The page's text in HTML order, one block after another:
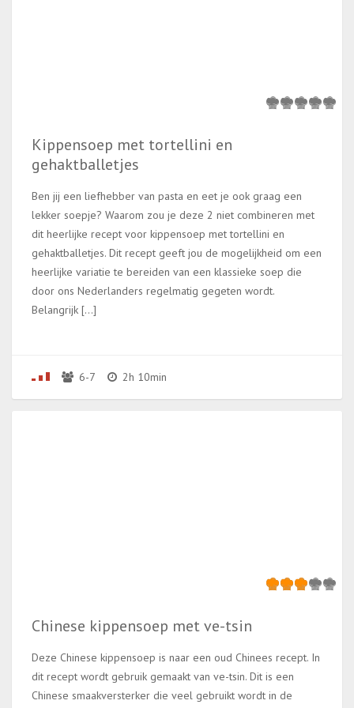
Kippensoep met tortellini en
gehaktballetjes
Ben jij een liefhebber van pasta en eet je ook graag een
lekker soepje? Waarom zou je deze 2 niet combineren met
dit heerlijke recept voor kippensoep met tortellini en
gehaktballetjes. Dit recept geeft jou de mogelijkheid om een
heerlijke variatie te bereiden van een klassieke soep die
door ons Nederlanders regelmatig gegeten wordt.
Belangrijk […]
6-7 2h 10min
Chinese kippensoep met ve-tsin
Deze Chinese kippensoep is naar een oud Chinees recept. In
dit recept wordt gebruik gemaakt van ve-tsin. Dit is een
Chinese smaakversterker die veel gebruikt wordt in de